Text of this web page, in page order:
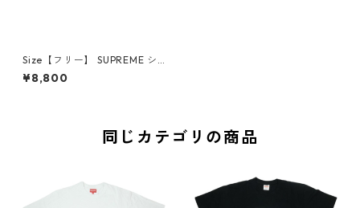
Size【フリー】 SUPREME シ
ュプリーム 26SS Webbing Ke
ychain Black キーチェーン 黒
¥8,800
同じカテゴリの商品